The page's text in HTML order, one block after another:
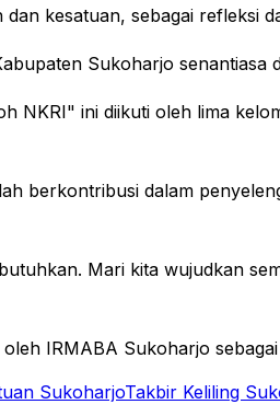
kesatuan, sebagai refleksi
Sukoharjo senantiasa
NKRI" ini diikuti oleh lima
berkontribusi dalam
Mari kita wujudkan
IRMABA Sukoharjo
SukoharjoTakbir Keliling